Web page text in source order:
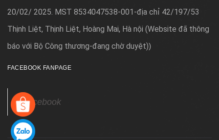
20/02/ 2025. MST 8534047538-001-địa chỉ 42/197/53
Thịnh Liệt, Thịnh Liệt, Hoàng Mai, Hà nội (Website đã thông
báo với Bộ Công thương-đang chờ duyệt))
FACEBOOK FANPAGE
Facebook